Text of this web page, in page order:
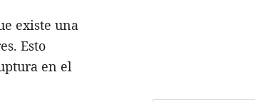
existe una
Esto
en el